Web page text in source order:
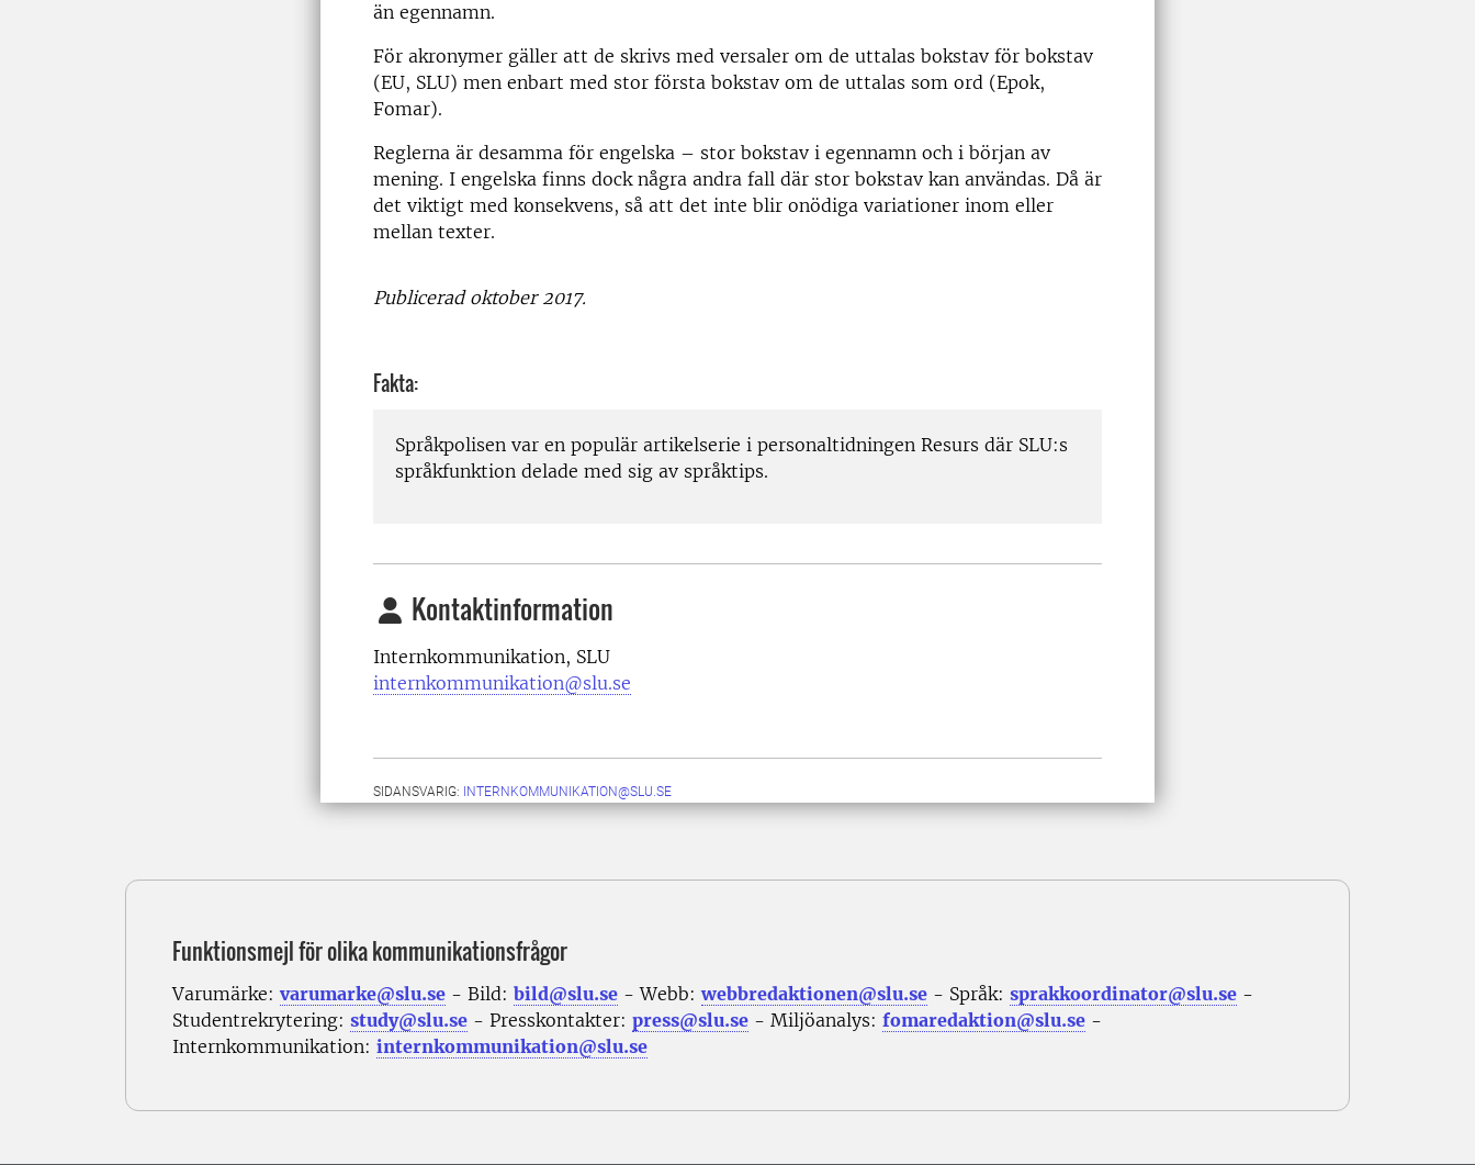
än egennamn.
För akronymer gäller att de skrivs med versaler om de uttalas bokstav för bokstav
(EU, SLU) men enbart med stor första bokstav om de uttalas som ord (Epok,
Fomar).
Reglerna är desamma för engelska – stor bokstav i egennamn och i början av
mening. I engelska finns dock några andra fall där stor bokstav kan användas. Då är
det viktigt med konsekvens, så att det inte blir onödiga variationer inom eller
mellan texter.
Publicerad oktober 2017.
Fakta:
Språkpolisen var en populär artikelserie i personaltidningen Resurs där SLU:s
språkfunktion delade med sig av språktips.
Kontaktinformation
Internkommunikation, SLU
internkommunikation@slu.se
SIDANSVARIG: INTERNKOMMUNIKATION@SLU.SE
Funktionsmejl för olika kommunikationsfrågor
Varumärke: varumarke@slu.se - Bild: bild@slu.se - Webb:webbredaktionen@slu.se - Språk: sprakkoordinator@slu.se -
Studentrekrytering: study@slu.se - Presskontakter: press@slu.se - Miljöanalys: fomaredaktion@slu.se -
Internkommunikation: internkommunikation@slu.se